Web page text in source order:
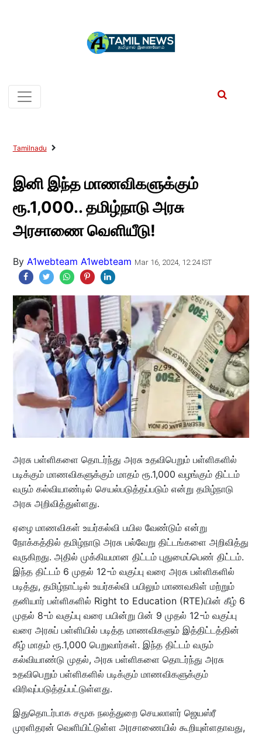
Tamilnadu
இனி இந்த மாணவிகளுக்கும்
ரூ.1,000.. தமிழ்நாடு அரசு
அரசாணை வெளியீடு!
By A1webteam A1webteam Mar 16, 2024, 12:24 IST
அரசு பள்ளிகளை தொடர்ந்து அரசு உதவிபெறும் பள்ளிகளில்
படிக்கும் மாணவிகளுக்கும் மாதம் ரூ.1,000 வழங்கும் திட்டம்
வரும் கல்வியாண்டில் செயல்படுத்தப்படும் என்று தமிழ்நாடு
அரசு அறிவித்துள்ளது.
ஏழை மாணவிகள் உயர்கல்வி பயில வேண்டும் என்று
நோக்கத்தில் தமிழ்நாடு அரசு பல்வேறு திட்டங்களை அறிவித்து
வருகிறது. அதில் முக்கியமான திட்டம் புதுமைப்பெண் திட்டம்.
இந்த திட்டம் 6 முதல் 12-ம் வகுப்பு வரை அரசு பள்ளிகளில்
படித்து, தமிழ்நாட்டில் உயர்கல்வி பயிலும் மாணவகிள் மற்றும்
தனியார் பள்ளிகளில் Right to Education (RTE)யின் கீழ் 6
முதல் 8-ம் வகுப்பு வரை பயின்று பின் 9 முதல் 12-ம் வகுப்பு
வரை அரசுப் பள்ளியில் படித்த மாணவிகளும் இத்திட்டத்தின்
கீழ் மாதம் ரூ.1,000 பெறுவார்கள். இந்த திட்டம் வரும்
கல்வியாண்டு முதல், அரசு பள்ளிகளை தொடர்ந்து அரசு
உதவிபெறும் பள்ளிகளில் படிக்கும் மாணவிகளுக்கும்
விரிவுப்படுத்தப்பட்டுள்ளது.
இதுதொடர்பாக சமூக நலத்துறை செயலாளர் ஜெயஸ்ரீ
முரளிதரன் வெளியிட்டுள்ள அரசாணையில் கூறியுள்ளதாவது,